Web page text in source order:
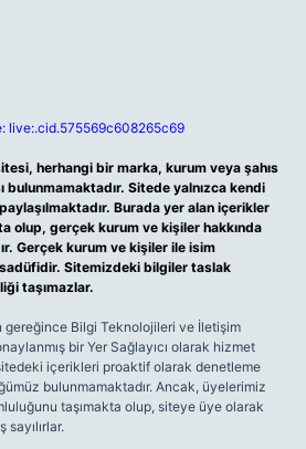
live:.cid.575569c608265c69
herhangi bir marka, kurum veya şahıs
bulunmamaktadır. Sitede yalnızca kendi
paylaşılmaktadır. Burada yer alan içerikler
olup, gerçek kurum ve kişiler hakkında
Gerçek kurum ve kişiler ile isim
Sitemizdeki bilgiler taslak
taşımazlar.
gereğince Bilgi Teknolojileri ve İletişim
bir Yer Sağlayıcı olarak hizmet
içerikleri proaktif olarak denetleme
bulunmamaktadır. Ancak, üyelerimiz
taşımakta olup, siteye üye olarak